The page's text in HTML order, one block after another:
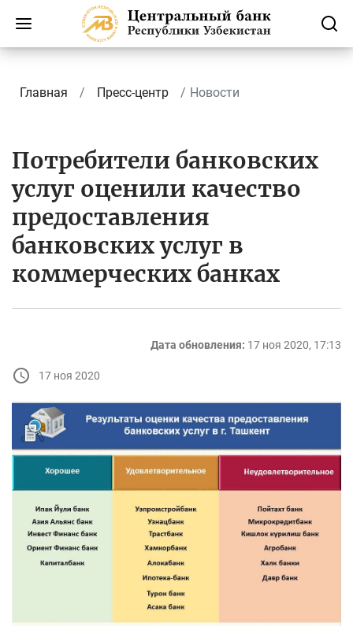
Главная Пресс-центр Новости
Потребители банковских
услуг оценили качество
предоставления
банковских услуг в
коммерческих банках
Дата обновления: 17 ноя 2020, 17:13
17 ноя 2020